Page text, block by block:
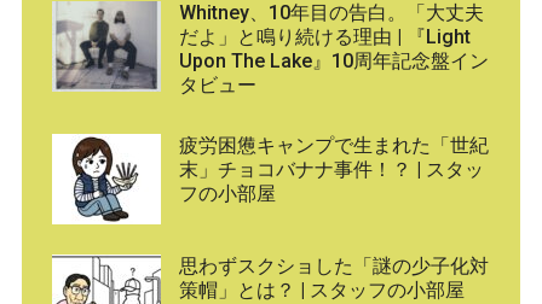
Whitney、10年目の告白。「大丈夫
だよ」と鳴り続ける理由 | 『Light
Upon The Lake』10周年記念盤イン
タビュー
疲労困憊キャンプで生まれた「世紀
末」チョコバナナ事件！？ | スタッ
フの小部屋
思わずスクショした「謎の少子化対
策帽」とは？ | スタッフの小部屋